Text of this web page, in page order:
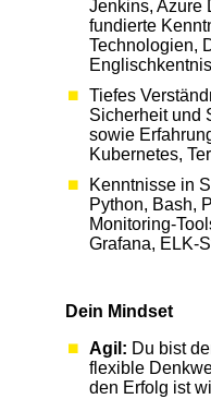
Jenkins, Azure
fundierte
Technologien,
Tiefes
Sicherheit und
sowie
Kubernetes,
Kenntnisse in
Python, Bash,
Monitoring-
Grafana, ELK-
Dein Mindset
Agil: Du bist
flexible
den Erfolg ist